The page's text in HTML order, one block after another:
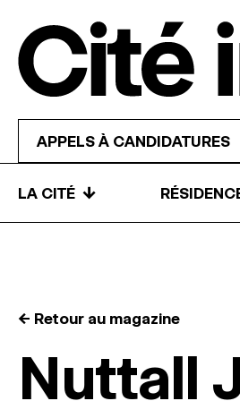
APPELS À CANDIDATURES
LA CITÉ ↓
← Retour au magazine
Nuttall